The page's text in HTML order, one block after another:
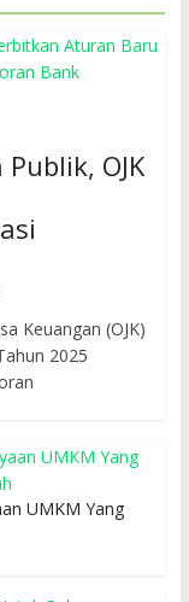
OJK
Keuangan (OJK)
2025
UMKM Yang